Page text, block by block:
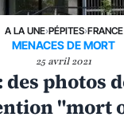
A LA UNE›PÉPITES›FRANCE
MENACES DE MORT
25 avril 2021
des photos
"mort